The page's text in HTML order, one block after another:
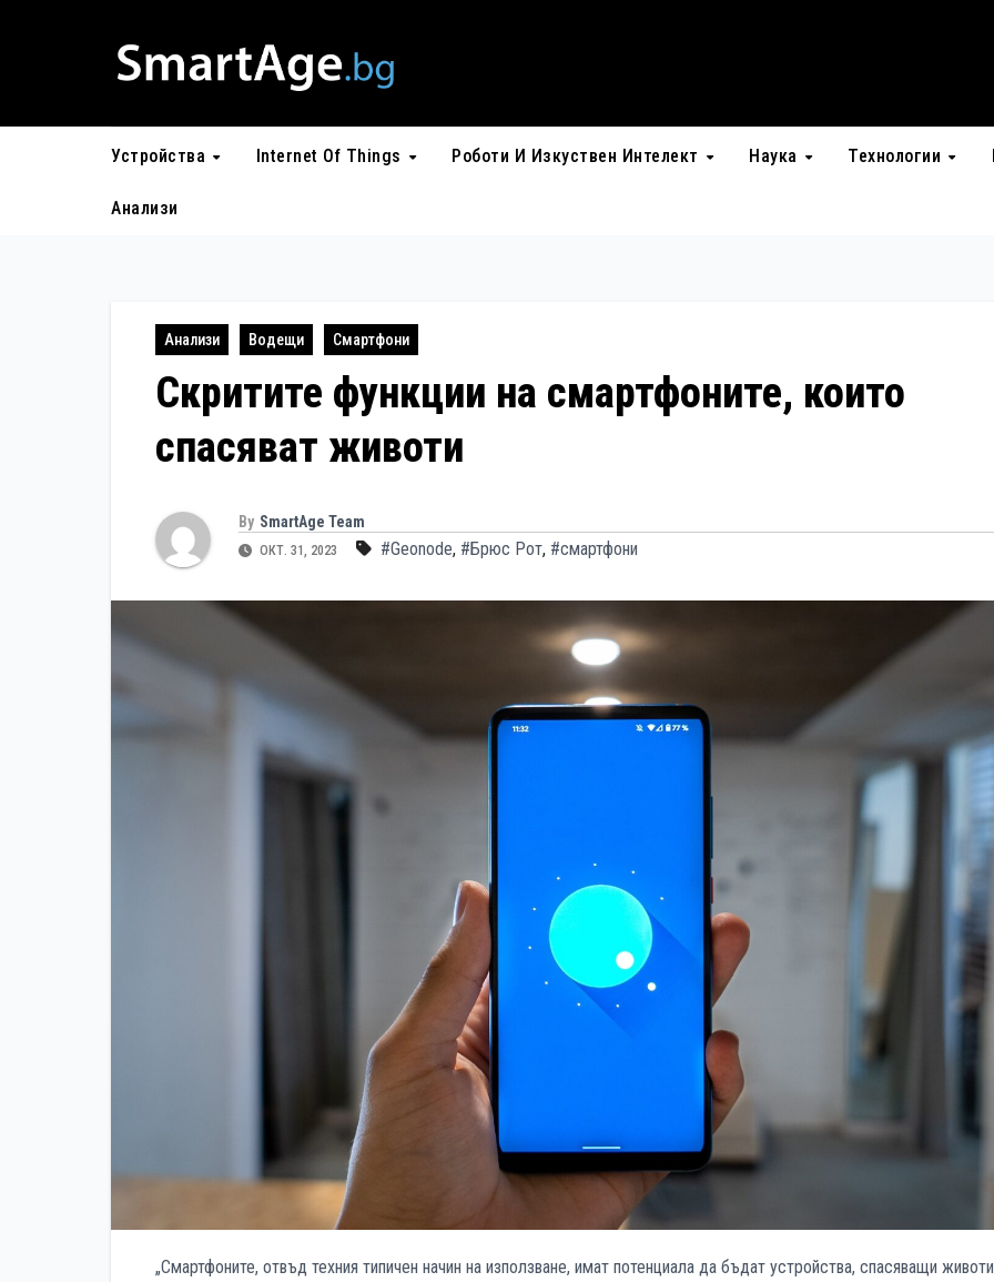
Устройства Internet Of Things Роботи И Изкуствен Интелект Наука Технологии
Анализи
Анализи Водещи Смартфони
Скритите функции на смартфоните, които
спасяват животи
By SmartAge Team
ОКТ. 31, 2023 #Geonode, #Брюс Рот, #смартфони
„Смартфоните, отвъд техния типичен начин на използване, имат потенциала да бъдат устройства, спасяващи